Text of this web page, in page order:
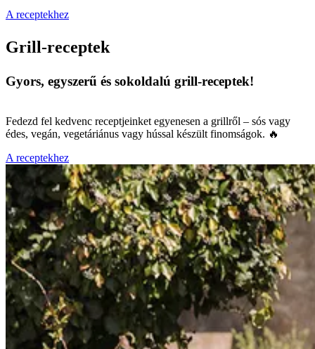
A receptekhez
Grill-receptek
Gyors, egyszerű és sokoldalú grill-receptek!
Fedezd fel kedvenc receptjeinket egyenesen a grillről – sós vagy
édes, vegán, vegetáriánus vagy hússal készült finomságok. 🔥
A receptekhez